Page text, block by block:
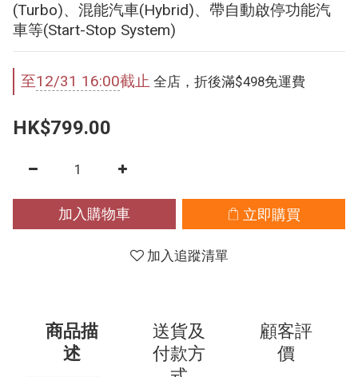
(Turbo)、混能汽車(Hybrid)、帶自動啟停功能汽
車等(Start-Stop System)
至12/31 16:00截止 全店，折後滿$498免運費
HK$799.00
加入購物車 立即購買
加入追蹤清單
商品描
述
送貨及
付款方
顧客評
價